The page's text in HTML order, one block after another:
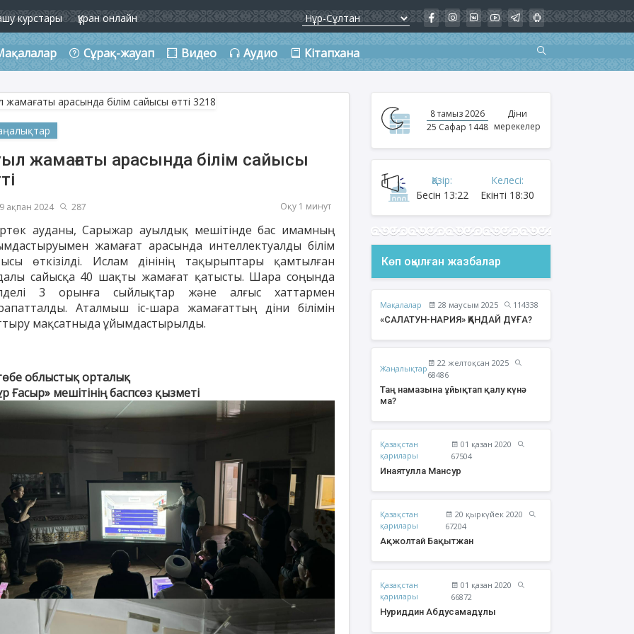
курстары Құран онлайн
Сұрақ-жауап Видео Аудио Кітапхана
Бекжан
Жұмабаев Данияр
Әлимұхамедұлы
Ақжолтай Бақытжан
Әбішев Қуаныш
жамағаты арасында білім сайысы
ақпан 2024 287 Оқу 1 минут
ауданы, Сарыжар ауылдық мешітінде бас имамның
жамағат арасында интеллектуалды білім
өткізілді. Ислам дінінің тақырыптары қамтылған
сайысқа 40 шақты жамағат қатысты. Шара соңында
3 орынға сыйлықтар және алғыс хаттармен
Аталмыш іс-шара жамағаттың діни білімін
мақсатныда ұйымдастырылды.
облыстық орталық
Ғасыр» мешітінің баспсөз қызметі
8 тамыз 2026
25 Сафар 1448
Діни
мерекелер
Қазір:
Бесін 13:22
Келесі:
Екінті 18:30
Көп оқылған жазбалар
Мақалалар 28 маусым 2025
114338
«САЛАТУН-НАРИЯ» ҚАНДАЙ ДҰҒА?
Жаңалықтар
22 желтоқсан 2025
68486
Таң намазына ұйықтап қалу күнә
ма?
Қазақстан
қарилары
01 қазан 2020
67504
Инаятулла Мансур
Қазақстан
қарилары
20 қыркүйек 2020
67204
Ақжолтай Бақытжан
Қазақстан
қарилары
01 қазан 2020
66872
Нуриддин Абдусамадұлы